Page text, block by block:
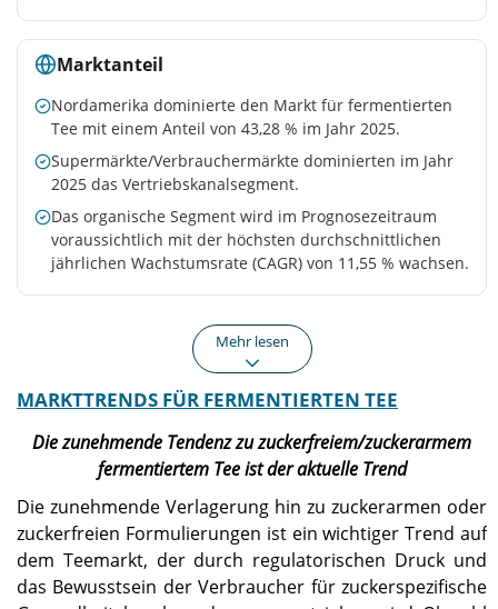
Marktanteil
Nordamerika dominierte den Markt für fermentierten
Tee mit einem Anteil von 43,28 % im Jahr 2025.
Supermärkte/Verbrauchermärkte dominierten im Jahr
2025 das Vertriebskanalsegment.
Das organische Segment wird im Prognosezeitraum
voraussichtlich mit der höchsten durchschnittlichen
jährlichen Wachstumsrate (CAGR) von 11,55 % wachsen.
Asien-Pazifik
Der asiatisch-pazifische
Raum erreichte im Jahr
2025 1,16 Milliarden US-
Dollar.
Nordamerika
Nordamerika erreichte im
Jahr 2025 2,32 Milliarden
US-Dollar.
Europa
Europa verzeichnete im
UNS.
Der US-Markt erreichte im
Mehr lesen
MARKTTRENDS FÜR FERMENTIERTEN TEE
Die zunehmende Tendenz zu zuckerfreiem/zuckerarmem
fermentiertem Tee ist der aktuelle Trend
Die zunehmende Verlagerung hin zu zuckerarmen oder
zuckerfreien Formulierungen ist ein wichtiger Trend auf
dem Teemarkt, der durch regulatorischen Druck und
das Bewusstsein der Verbraucher für zuckerspezifische